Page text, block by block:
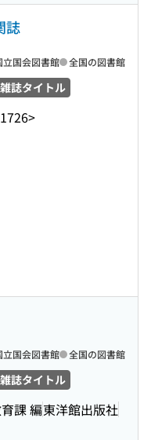
誌
雑誌タイトル
立国会図書館 全国の図書館
雑誌タイトル
課 編東洋館出版社
立国会図書館 全国の図書館